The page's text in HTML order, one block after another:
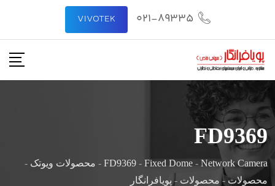
021-89335
VIVOTEK
FD9369
FD9369 - Fixed Dome - Network Camera
- محصولات ویوتک -
محصولات - محصولات - پویافرانگار